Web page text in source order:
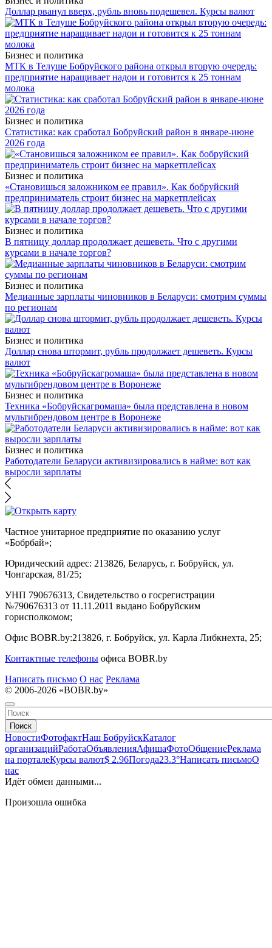
Доллар рванул вверх, рубль вновь подешевел. Курсы валют
Бизнес и политика
МТК в Телуше Бобруйского района открыл вторую очередь:
предприятие наращивает надои и готовится к 25 тоннам
молока
Бизнес и политика
Статистика: как сработал Бобруйский район в январе-июне
2026 года
Бизнес и политика
«Становишься заложником ее правил». Как бобруйский
предприниматель строит бизнес на маркетплейсах
Бизнес и политика
В пятницу доллар продолжает дешеветь. Что с другими
курсами в начале торгов?
Бизнес и политика
Медианные зарплаты чиновников в Беларуси: смотрим суммы
по регионам
Бизнес и политика
Доллар снова штормит, рубль продолжает дешеветь. Курсы
валют
Бизнес и политика
Техника «Бобруйскагромаша» была представлена в новом
мультибрендовом центре в Воронеже
Бизнес и политика
Работодатели Беларуси активизировались в найме: вот как
выросли зарплаты
Частное унитарное предприятие по оказанию услуг
«Бобрбай»;
Юридический адрес: 213826, Беларусь, г. Бобруйск, ул.
Чонгарская, 81/25;
УНП 790676313, Свидетельство о госрегистрации
№790676313 от 11.11.2011 выдано Бобруйским
горисполкомом;
Офис BOBR.by:213826, г. Бобруйск, ул. Карла Либкнехта, 25;
Контактные телефоны офиса BOBR.by
Написать письмо О нас Реклама
© 2006-2026 «BOBR.by»
Поиск
НовостиФотофактНаш БобруйскКаталог
организацийРаботаОбъявленияАфишаФотоОбщениеРеклама
на порталеКурсы валют$ 2.96Погода23.3°Написать письмоО
нас
Идёт обмен данными...
Произошла ошибка